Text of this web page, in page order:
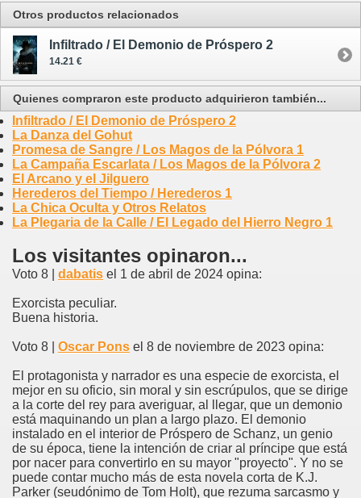
Otros productos relacionados
Infiltrado / El Demonio de Próspero 2
14.21 €
Quienes compraron este producto adquirieron también...
Infiltrado / El Demonio de Próspero 2
La Danza del Gohut
Promesa de Sangre / Los Magos de la Pólvora 1
La Campaña Escarlata / Los Magos de la Pólvora 2
El Arcano y el Jilguero
Herederos del Tiempo / Herederos 1
La Chica Oculta y Otros Relatos
La Plegaria de la Calle / El Legado del Hierro Negro 1
Los visitantes opinaron...
Voto 8 | dabatis el 1 de abril de 2024 opina:
Exorcista peculiar.
Buena historia.
Voto 8 | Oscar Pons el 8 de noviembre de 2023 opina:
El protagonista y narrador es una especie de exorcista, el
mejor en su oficio, sin moral y sin escrúpulos, que se dirige
a la corte del rey para averiguar, al llegar, que un demonio
está maquinando un plan a largo plazo. El demonio
instalado en el interior de Próspero de Schanz, un genio
de su época, tiene la intención de criar al príncipe que está
por nacer para convertirlo en su mayor "proyecto". Y no se
puede contar mucho más de esta novela corta de K.J.
Parker (seudónimo de Tom Holt), que rezuma sarcasmo y